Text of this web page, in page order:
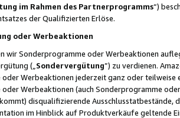
im Rahmen des Partnerprogramms“)
der Qualifizierten Erlöse.
oder Werbeaktionen
wir Sonderprogramme oder Werbeaktionen
(„ Sondervergütung”) zu verdienen.
Werbeaktionen jederzeit ganz oder
Werbeaktionen (auch Sonderprogramme
disqualifizierende Ausschlusstatbestände,
im Hinblick auf Produktverkäufe geltende